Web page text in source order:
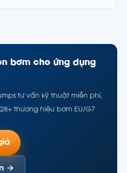
bơm cho ứng dụng
tư vấn kỹ thuật miễn phí,
thương hiệu bơm EU/G7
→